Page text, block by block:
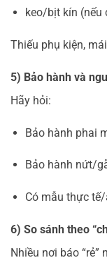
keo/bịt kín (nếu
Thiếu phụ kiện,
5) Bảo hành và
Hãy hỏi:
Bảo hành phai
Bảo hành nứt/
Có mẫu thực
6) So sánh theo
Nhiều nơi báo “rẻ”